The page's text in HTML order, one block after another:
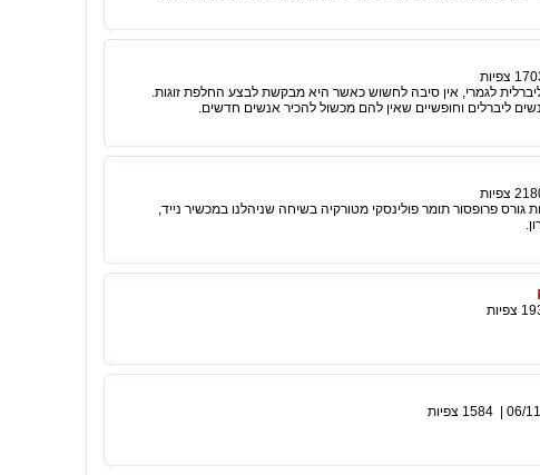
צפיות
לגמרי, אין סיבה לחשוש כאשר היא מבקשת לבצע החלפת זוגות.
ליברלים וחופשיים שאין להם מכשול להכיר אנשים חדשים.
צפיות
גורס פרופסור תומר פולינסקי מטורקיה בשיחה שניהלנו במכשיר נייד,
צפיות
06/
1584 צפיות